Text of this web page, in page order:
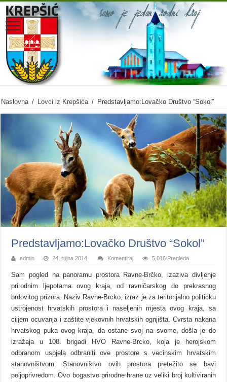
Naslovna / Lovci iz Krepšića / Predstavljamo:Lovačko Društvo “Sokol”
Predstavljamo:Lovačko Društvo “Sokol”
admin 24. rujna 2014. Komentiraj 5,016 Pregleda
Sam pogled na panoramu prostora Ravne-Brčko, izaziva divljenje
prirodnim ljepotama ovog kraja, od ravničarskog do prekrasnog
brdovitog prizora. Naziv Ravne-Brcko, izraz je za teritorijalno politicku
ustrojenost hrvatskih prostora i naseljenih mjesta ovog kraja, sa
ciljem ocuvanja i zaštite vjekovnih hrvatskih ognjišta. Cvrsta nakana
hrvatskog puka ovog kraja, da ostane svoj na svome, došla je do
izražaja u 108. brigadi HVO Ravne-Brcko, koja je herojskom
odbranom uspjela odbraniti ove prostore s vecinskim hrvatskim
stanovništvom. Stanovništvo ovih prostora pretežito se bavi
poljoprivredom. Ovo bogastvo prirodne hrane uz veliki broj kultiviranih